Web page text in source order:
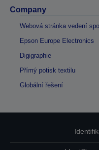
Company
Webová stránka vedení
Epson Europe Electronics
Digigraphie
Přímý potisk textilu
Globální řešení